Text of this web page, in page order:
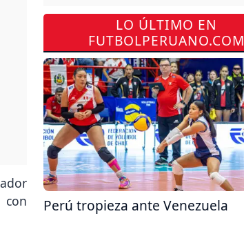
LO ÚLTIMO EN
FUTBOLPERUANO.COM
Perú tropieza ante Venezuela